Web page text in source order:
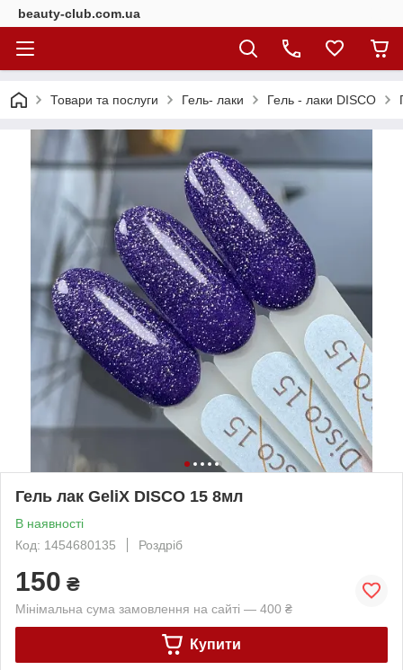
beauty-club.com.ua
Товари та послуги Гель- лаки Гель - лаки DISCO
Гель лак GeliX DISCO 15 8мл
В наявності
Код: 1454680135
Роздріб
150 ₴
Мінімальна сума замовлення на сайті — 400 ₴
Купити